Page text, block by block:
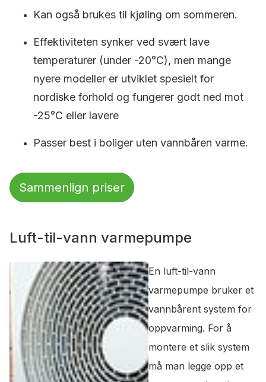
Kan også brukes til kjøling om sommeren.
Effektiviteten synker ved svært lave
temperaturer (under -20°C), men mange
nyere modeller er utviklet spesielt for
nordiske forhold og fungerer godt ned mot
-25°C eller lavere
Passer best i boliger uten vannbåren varme.
Sammenlign priser
Luft-til-vann varmepumpe
En luft-til-vann
varmepumpe bruker et
vannbårent system for
oppvarming. For å
montere et slik system
må man legge opp et